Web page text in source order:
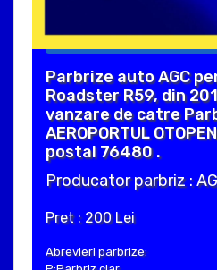
Parbrize auto AGC
Roadster R59, din
vanzare de catre
AEROPORTUL
postal 76480 .
Producator parbriz :
Pret : 200 Lei
Abrevieri parbrize: